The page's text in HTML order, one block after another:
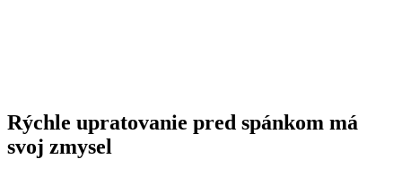
Rýchle upratovanie pred spánkom má
svoj zmysel